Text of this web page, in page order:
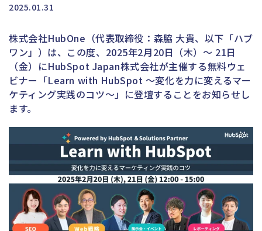
2025.01.31
株式会社HubOne（代表取締役：森脇 大貴、以下「ハブ
ワン」）は、この度、 2025年2月20日（木）〜 21日
（金）にHubSpot Japan株式会社が主催する無料ウェ
ビナー「Learn with HubSpot 〜変化を力に変えるマー
ケティング実践のコツ〜」に登壇することをお知らせし
ます。